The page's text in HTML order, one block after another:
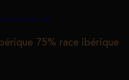
75% race ibérique